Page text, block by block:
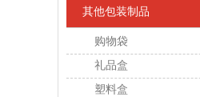
其他包装制品
购物袋
礼品盒
塑料盒